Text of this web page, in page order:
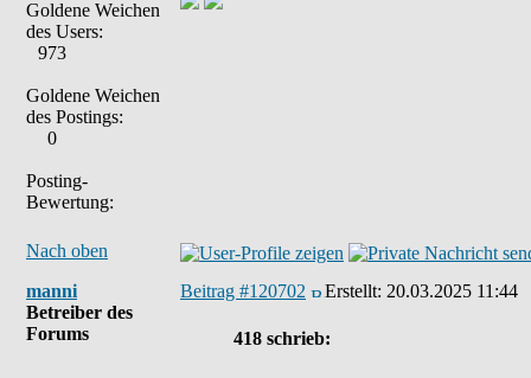
Goldene Weichen
des Users:
973
Goldene Weichen
des Postings:
0
Posting-
Bewertung:
Nach oben
manni
Betreiber des
Forums
Beitrag #120702 Erstellt: 20.03.2025 11:44
418 schrieb: